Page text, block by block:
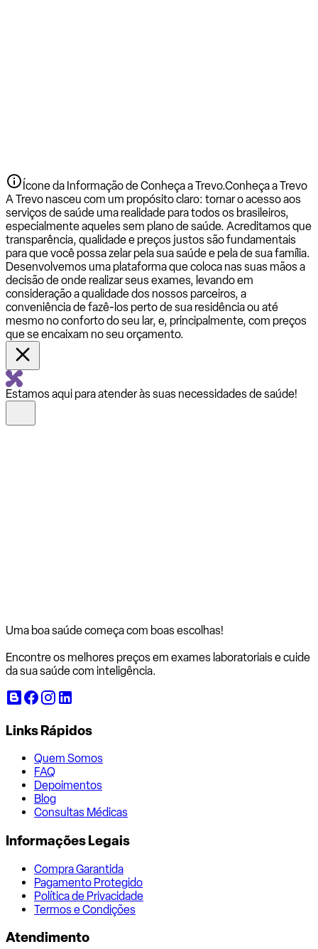
Ícone da Informação de Conheça a Trevo.Conheça a Trevo
A Trevo nasceu com um propósito claro: tornar o acesso aos
serviços de saúde uma realidade para todos os brasileiros,
especialmente aqueles sem plano de saúde. Acreditamos que
transparência, qualidade e preços justos são fundamentais
para que você possa zelar pela sua saúde e pela de sua família.
Desenvolvemos uma plataforma que coloca nas suas mãos a
decisão de onde realizar seus exames, levando em
consideração a qualidade dos nossos parceiros, a
conveniência de fazê-los perto de sua residência ou até
mesmo no conforto do seu lar, e, principalmente, com preços
que se encaixam no seu orçamento.
Estamos aqui para atender às suas necessidades de saúde!
Uma boa saúde começa com boas escolhas!
Encontre os melhores preços em exames laboratoriais e cuide
da sua saúde com inteligência.
Links Rápidos
Quem Somos
FAQ
Depoimentos
Blog
Consultas Médicas
Informações Legais
Compra Garantida
Pagamento Protegido
Política de Privacidade
Termos e Condições
Atendimento